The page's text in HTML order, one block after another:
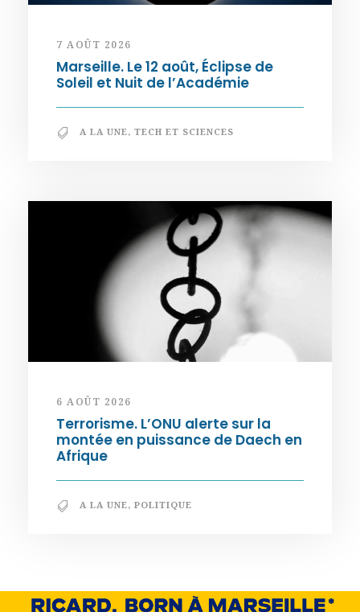
7 AOÛT 2026
Marseille. Le 12 août, Éclipse de
Soleil et Nuit de l’Académie
A LA UNE, TECH ET SCIENCES
6 AOÛT 2026
Terrorisme. L’ONU alerte sur la
montée en puissance de Daech en
Afrique
A LA UNE, POLITIQUE